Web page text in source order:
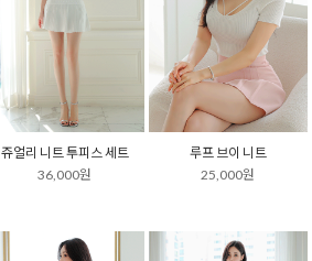
쥬얼리 니트 투피스 세트
36,000원
루프 브이 니트
25,000원